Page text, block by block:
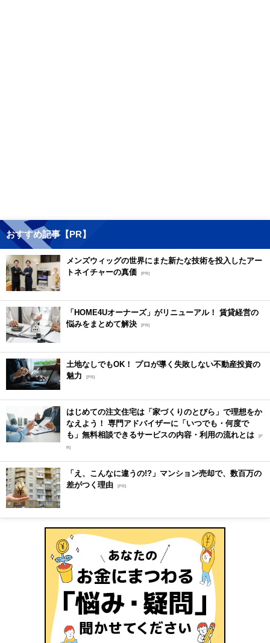
おすすめ記事【PR】
メンズウィッグの世界にまた新たな技術を投入したアー
トネイチャーの真価 [PR]
「HOME4Uオーナーズ」がリニューアル！ 賃貸経営の
悩みをまとめて解決 [PR]
土地なしでもOK！ プロが導く失敗しない不動産投資の
魅力
[PR]
はじめての注文住宅は「家づくりのとびら」で理想をか
なえよう！ 専門アドバイザーに「いつでも・何度で
も」無料相談できるサービスの内容・利用の流れとは [P
R]
「え、こんなに違うの!?」マンション売却で、数百万の
差がつく理由 [PR]